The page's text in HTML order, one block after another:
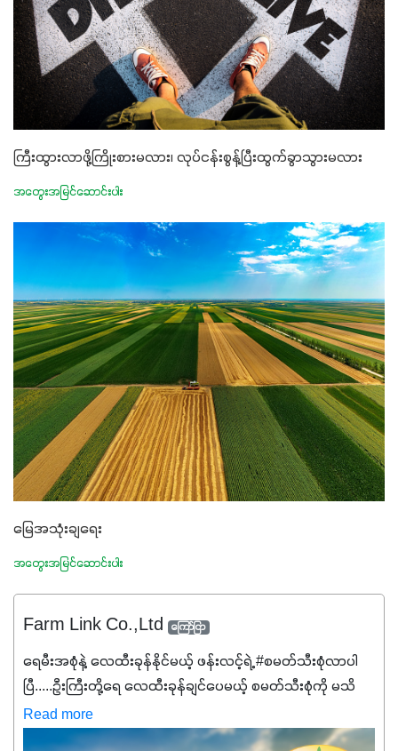
ကြီးထွားလာဖို့ကြိုးစားမလား၊ လုပ်ငန်းစွန့်ပြီးထွက်ခွာသွားမလား
အတွေးအမြင်ဆောင်းပါး
မြေအသုံးချရေး
အတွေးအမြင်ဆောင်းပါး
Farm Link Co.,Ltd ကြော်ငြာ
ရေမီးအစုံနဲ့ လေထီးခုန်နိုင်မယ့် ဖန်းလင့်ရဲ့ #စမတ်သီးစုံလာပါ
ပြီ.....ဦးကြီးတို့ရေ ‌လေထီးခုန်ချင်ပေမယ့် စမတ်သီးစုံကို မသိ
သေးရင်တော့ ဒီစာလေးကို ဆက်ဖတ်‌ပေးပါ #စမတ်သီးစုံဆိုတာ
အပင်တိုင်းအတွက် အဓိကအာဟာရNPK (19:7:8)နဲ့ #ဟူးမစ်
Read more